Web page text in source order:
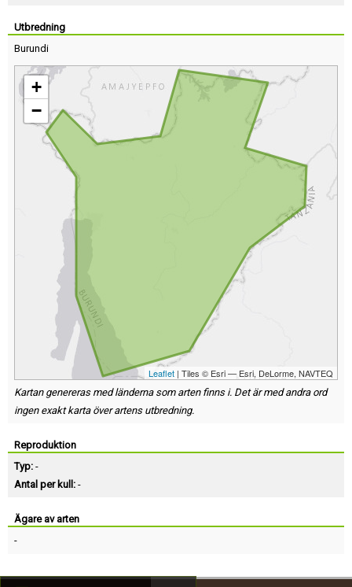
Utbredning
Burundi
+
−
Leaflet | Tiles © Esri — Esri, DeLorme, NAVTEQ
Kartan genereras med länderna som arten finns i. Det är med andra ord
ingen exakt karta över artens utbredning.
Reproduktion
Typ: -
Antal per kull: -
Ägare av arten
-